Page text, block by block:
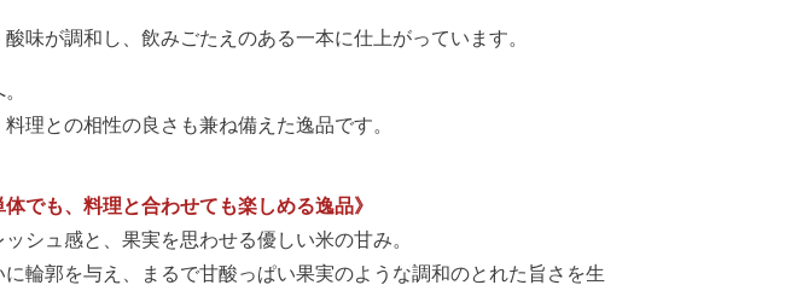
味が調和し、飲みごたえのある一本に仕上がっています。
理との相性の良さも兼ね備えた逸品です。
でも、料理と合わせても楽しめる逸品》
シュ感と、果実を思わせる優しい米の甘み。
輪郭を与え、まるで甘酸っぱい果実のような調和のとれた旨さを生